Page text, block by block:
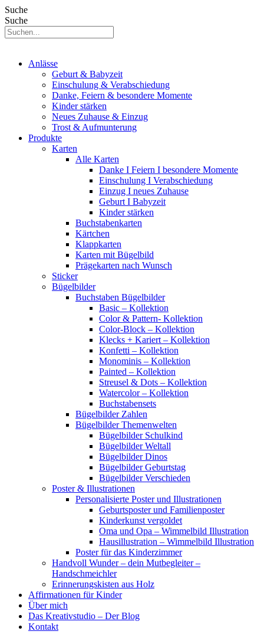
Suche
Suche
Anlässe
Geburt & Babyzeit
Einschulung & Verabschiedung
Danke, Feiern & besondere Momente
Kinder stärken
Neues Zuhause & Einzug
Trost & Aufmunterung
Produkte
Karten
Alle Karten
Danke I Feiern I besondere Momente
Einschulung I Verabschiedung
Einzug I neues Zuhause
Geburt I Babyzeit
Kinder stärken
Buchstabenkarten
Kärtchen
Klappkarten
Karten mit Bügelbild
Prägekarten nach Wunsch
Sticker
Bügelbilder
Buchstaben Bügelbilder
Basic – Kollektion
Color & Pattern- Kollektion
Color-Block – Kollektion
Klecks + Kariert – Kollektion
Konfetti – Kollektion
Monominis – Kollektion
Painted – Kollektion
Streusel & Dots – Kollektion
Watercolor – Kollektion
Buchstabensets
Bügelbilder Zahlen
Bügelbilder Themenwelten
Bügelbilder Schulkind
Bügelbilder Weltall
Bügelbilder Dinos
Bügelbilder Geburtstag
Bügelbilder Verschieden
Poster & Illustrationen
Personalisierte Poster und Illustrationen
Geburtsposter und Familienposter
Kinderkunst vergoldet
Oma und Opa – Wimmelbild Illustration
Hausillustration – Wimmelbild Illustration
Poster für das Kinderzimmer
Handvoll Wunder – dein Mutbegleiter –
Handschmeichler
Erinnerungskisten aus Holz
Affirmationen für Kinder
Über mich
Das Kreativstudio – Der Blog
Kontakt